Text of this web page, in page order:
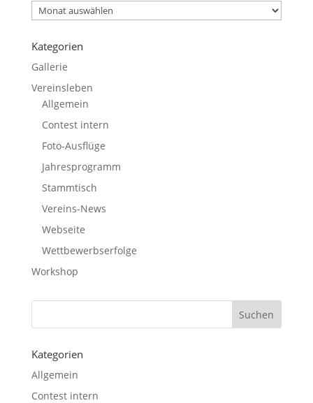
Archiv
Kategorien
Gallerie
Vereinsleben
Allgemein
Contest intern
Foto-Ausflüge
Jahresprogramm
Stammtisch
Vereins-News
Webseite
Wettbewerbserfolge
Workshop
Kategorien
Allgemein
Contest intern